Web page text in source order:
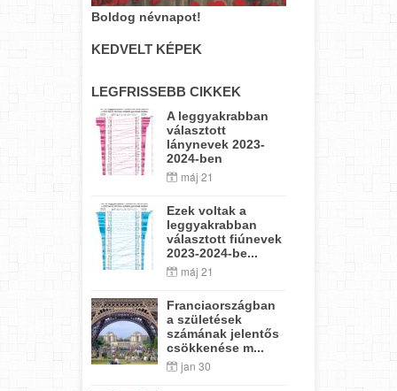
Boldog névnapot!
KEDVELT KÉPEK
LEGFRISSEBB CIKKEK
A leggyakrabban
választott
lánynevek 2023-
2024-ben
máj 21
Ezek voltak a
leggyakrabban
választott fiúnevek
2023-2024-be...
máj 21
Franciaországban
a születések
számának jelentős
csökkenése m...
jan 30